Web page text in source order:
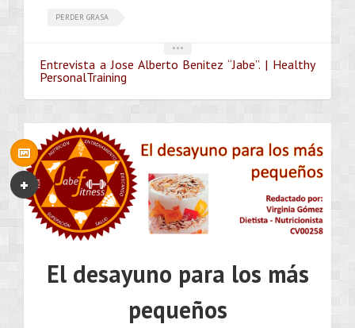
PERDER GRASA
Entrevista a Jose Alberto Benitez “Jabe”. | Healthy
PersonalTraining
•••
El desayuno para los más
pequeños